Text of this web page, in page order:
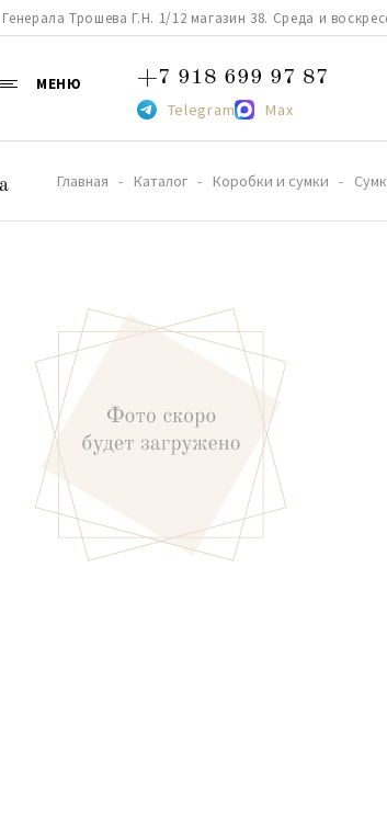
Трошева Г.Н. 1/12 магазин 38. Среда и
МЕНЮ +7 918 699 97 87
Telegram Max
Главная Каталог Коробки и сумки